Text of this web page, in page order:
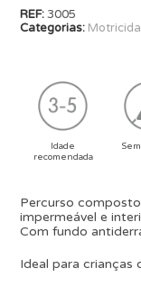
REF:3005
Categorias:
Idade
recomendada
Percurso
impermeável e
Com fundo
Ideal para crianças